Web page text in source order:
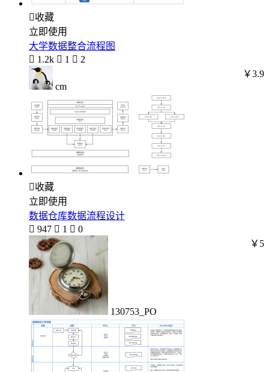
收藏
立即使用
大学数据整合流程图
 1.2k  1  2
cm
￥3.9
收藏
立即使用
数据仓库数据流程设计
 947  1  0
130753_PO
￥5